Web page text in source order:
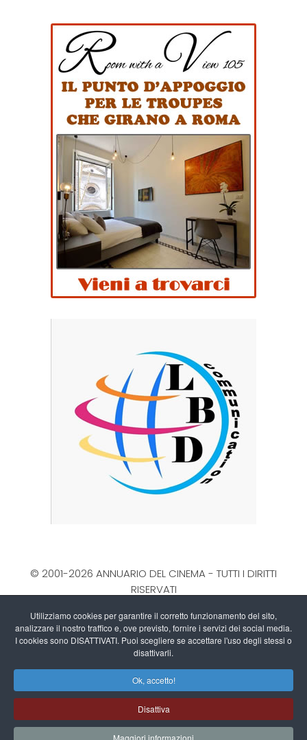
Utilizziamo cookies per garantire il corretto funzionamento del sito,
analizzare il nostro traffico e, ove previsto, fornire i servizi dei social media.
I cookies sono DISATTIVATI. Puoi scegliere se accettare l'uso degli stessi o
disattivarli.
Ok, accetto!
Disattiva
Maggiori informazioni
© 2001-2026 ANNUARIO DEL CINEMA - TUTTI I DIRITTI
RISERVATI
rimuovere, oscurare, modificare, immagini e testi dal
sito, a propria discrezione.
Questo blog non rappresenta una testata giornalistica
in quanto viene aggiornato senza alcuna periodicità.
Non può pertanto considerarsi un prodotto editoriale ai
sensi della legge n. 62 del 7/3/2001
Informativa sull'utilizzo dei Cookies-Privacy Policy